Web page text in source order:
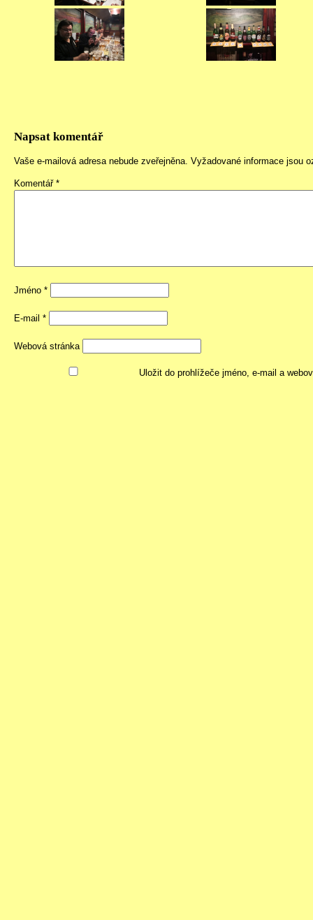
Napsat komentář
Vaše e-mailová adresa nebude zveřejněna. Vyžadované informace jsou
Komentář *
Jméno *
E-mail *
Webová stránka
Uložit do prohlížeče jméno, e-mail a